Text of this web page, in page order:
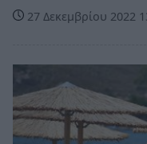
27 Δεκεμβρίου 2022